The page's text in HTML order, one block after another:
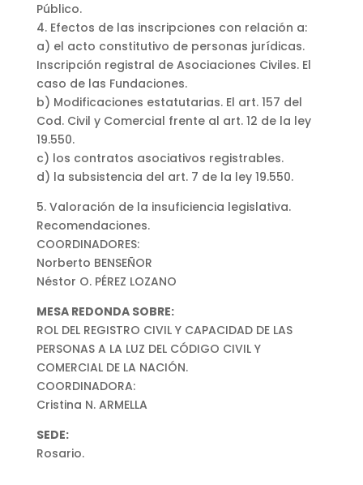
Público.
4. Efectos de las inscripciones con relación a:
a) el acto constitutivo de personas jurídicas.
Inscripción registral de Asociaciones Civiles. El
caso de las Fundaciones.
b) Modificaciones estatutarias. El art. 157 del
Cod. Civil y Comercial frente al art. 12 de la ley
19.550.
c) los contratos asociativos registrables.
d) la subsistencia del art. 7 de la ley 19.550.
5. Valoración de la insuficiencia legislativa.
Recomendaciones.
COORDINADORES:
Norberto BENSEÑOR
Néstor O. PÉREZ LOZANO
MESA REDONDA SOBRE:
ROL DEL REGISTRO CIVIL Y CAPACIDAD DE LAS
PERSONAS A LA LUZ DEL CÓDIGO CIVIL Y
COMERCIAL DE LA NACIÓN.
COORDINADORA:
Cristina N. ARMELLA
SEDE:
Rosario.